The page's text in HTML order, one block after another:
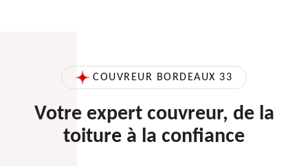
COUVREUR BORDEAUX 33
Votre expert couvreur, de la
toiture à la confiance